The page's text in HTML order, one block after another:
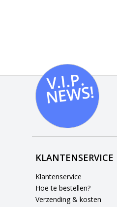
V.I.
P.
N
E
W
S!
KLANTENSERVICE
Klantenservice
Hoe te bestellen?
Verzending & kosten